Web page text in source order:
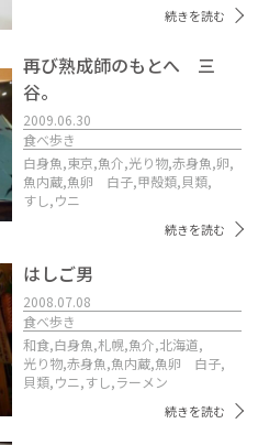
続きを読む
再び熟成師のもとへ 三
谷。
2009.06.30
食べ歩き
白身魚,東京,魚介,光り物,赤身魚,卵,
魚内蔵,魚卵 白子,甲殻類,貝類,
すし,ウニ
続きを読む
はしご男
2008.07.08
食べ歩き
和食,白身魚,札幌,魚介,北海道,
光り物,赤身魚,魚内蔵,魚卵 白子,
貝類,ウニ,すし,ラーメン
続きを読む